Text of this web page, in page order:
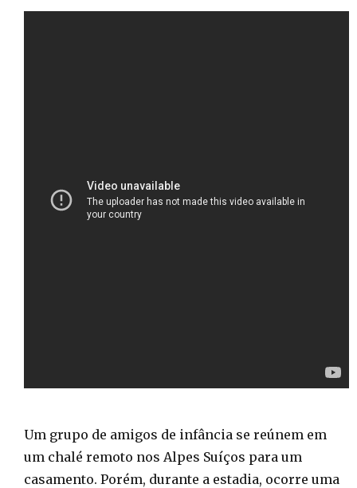
Um grupo de amigos de infância se reúnem em
um chalé remoto nos Alpes Suíços para um
casamento. Porém, durante a estadia, ocorre uma